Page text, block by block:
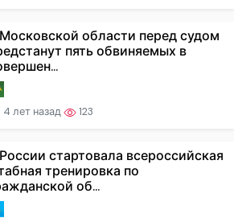
области перед судом
пять обвиняемых в
4 лет назад 123
стартовала всероссийская
тренировка по
об...